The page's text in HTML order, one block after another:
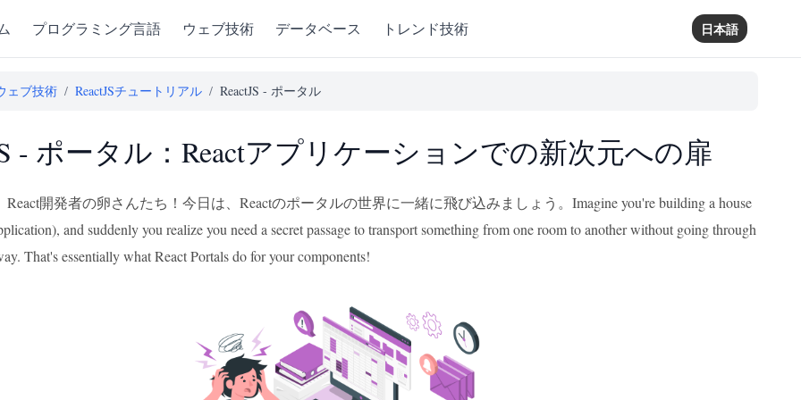
プログラミング言語 ウェブ技術 データベース トレンド技術 日本語
ェブ技術 / ReactJSチュートリアル / ReactJS - ポータル
- ポータル：Reactアプリケーションでの新次元への扉
開発者の卵さんたち！今日は、Reactのポータルの世界に一緒に飛び込みましょう。Imagine you're building a house
and suddenly you realize you need a secret passage to transport something from one room to another without going through
That's essentially what React Portals do for your components!